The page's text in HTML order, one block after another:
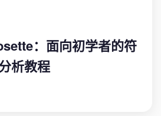
：面向初学者的符
析教程